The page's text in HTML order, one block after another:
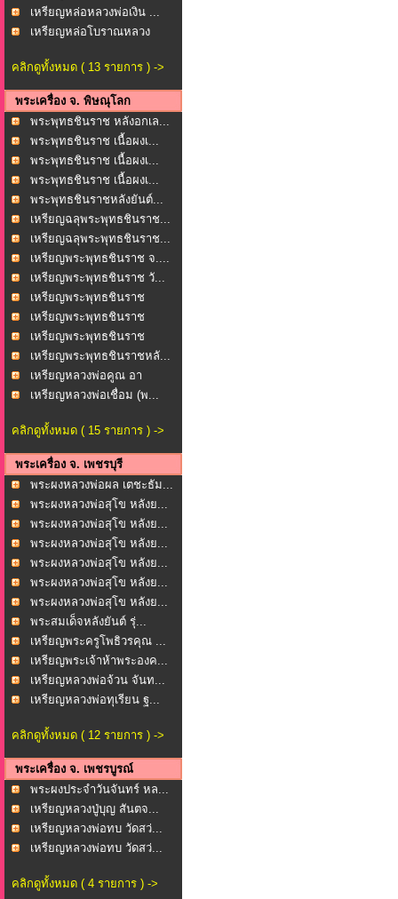
เหรียญหล่อหลวงพ่อเงิน ...
เหรียญหล่อโบราณหลวง
คลิกดูทั้งหมด ( 13 รายการ ) ->
พระเครื่อง จ. พิษณุโลก
พระพุทธชินราช หลังอกเล...
พระพุทธชินราช เนื้อผงเ...
พระพุทธชินราช เนื้อผงเ...
พระพุทธชินราช เนื้อผงเ...
พระพุทธชินราชหลังยันต์...
เหรียญฉลุพระพุทธชินราช...
เหรียญฉลุพระพุทธชินราช...
เหรียญพระพุทธชินราช จ....
เหรียญพระพุทธชินราช วั...
เหรียญพระพุทธชินราช
หล... เหรียญพระพุทธชินราช
หล... เหรียญพระพุทธชินราช
หล... เหรียญพระพุทธชินราชหลั...
เหรียญหลวงพ่อคูณ อา
ภาก...เหรียญหลวงพ่อเชื่อม (พ...
คลิกดูทั้งหมด ( 15 รายการ ) ->
พระเครื่อง จ. เพชรบุรี
พระผงหลวงพ่อผล เตชะธัม...
พระผงหลวงพ่อสุโข หลังย...
พระผงหลวงพ่อสุโข หลังย...
พระผงหลวงพ่อสุโข หลังย...
พระผงหลวงพ่อสุโข หลังย...
พระผงหลวงพ่อสุโข หลังย...
พระผงหลวงพ่อสุโข หลังย...
พระสมเด็จหลังยันต์ รุ่...
เหรียญพระครูโพธิวรคุณ ...
เหรียญพระเจ้าห้าพระองค...
เหรียญหลวงพ่อจ้วน จันท...
เหรียญหลวงพ่อทุเรียน ฐ...
คลิกดูทั้งหมด ( 12 รายการ ) ->
พระเครื่อง จ. เพชรบูรณ์
พระผงประจำวันจันทร์ หล...
เหรียญหลวงปู่บุญ สันตจ...
เหรียญหลวงพ่อทบ วัดสว่...
เหรียญหลวงพ่อทบ วัดสว่...
คลิกดูทั้งหมด ( 4 รายการ ) ->